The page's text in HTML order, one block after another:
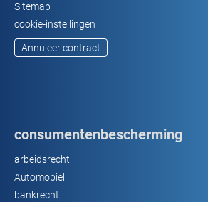
Sitemap
cookie-instellingen
Annuleer contract
consumentenbescherming
arbeidsrecht
Automobiel
bankrecht